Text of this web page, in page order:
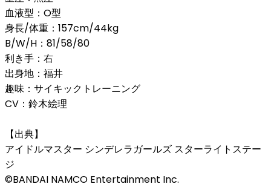
血液型：O型
身長/体重：157cm/44kg
B/W/H：81/58/80
利き手：右
出身地：福井
趣味：サイキックトレーニング
CV：鈴木絵理
【出典】
アイドルマスター シンデレラガールズ スターライトステー
ジ
©BANDAI NAMCO Entertainment Inc.